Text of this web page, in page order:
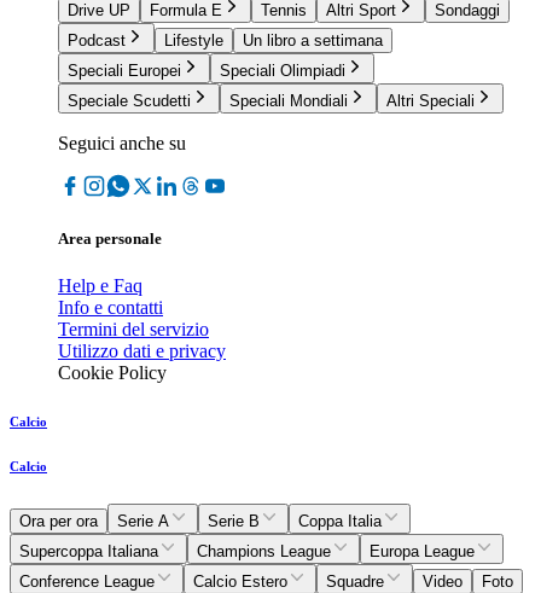
Drive UP
Formula E Tennis Altri Sport
Sondaggi
Podcast
Lifestyle
Un libro a settimana
Speciali Europei
Speciali Olimpiadi
Speciale Scudetti
Speciali Mondiali Altri Speciali
Seguici anche su
Area personale
Help e Faq
Info e contatti
Termini del servizio
Utilizzo dati e privacy
Cookie Policy
Calcio
Calcio
Ora per ora Serie A Serie B
Coppa Italia
Supercoppa Italiana
Champions League
Europa League
Conference League
Calcio Estero Squadre Video
Foto